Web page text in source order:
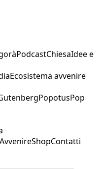
PodcastChiesaIdee e
Ecosistema avvenire
PopotusPop
ShopContatti